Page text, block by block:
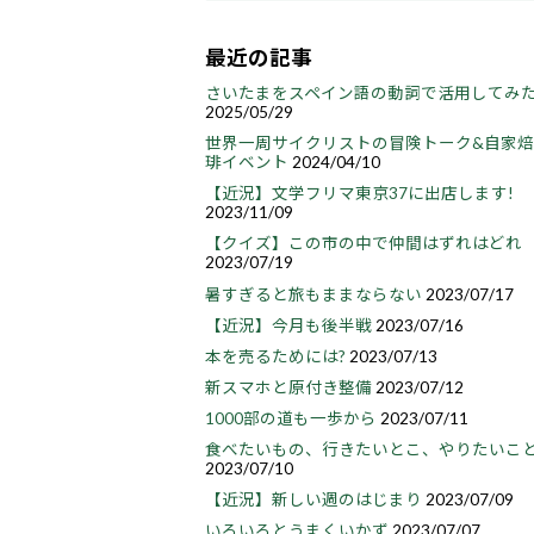
最近の記事
さいたまをスペイン語の動詞で活用してみ
2025/05/29
世界一周サイクリストの冒険トーク&自家
琲イベント 2024/04/10
【近況】文学フリマ東京37に出店します!
2023/11/09
【クイズ】この市の中で仲間はずれはどれ
2023/07/19
暑すぎると旅もままならない 2023/07/17
【近況】今月も後半戦 2023/07/16
本を売るためには? 2023/07/13
新スマホと原付き整備 2023/07/12
1000部の道も一歩から 2023/07/11
食べたいもの、行きたいとこ、やりたいこ
2023/07/10
【近況】新しい週のはじまり 2023/07/09